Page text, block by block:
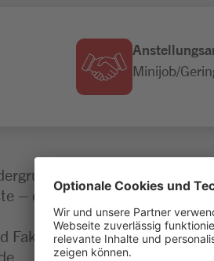
Minijob/
Und ein ganzes
– egal, in welcher Position
Fakten: Wir sind Teil der